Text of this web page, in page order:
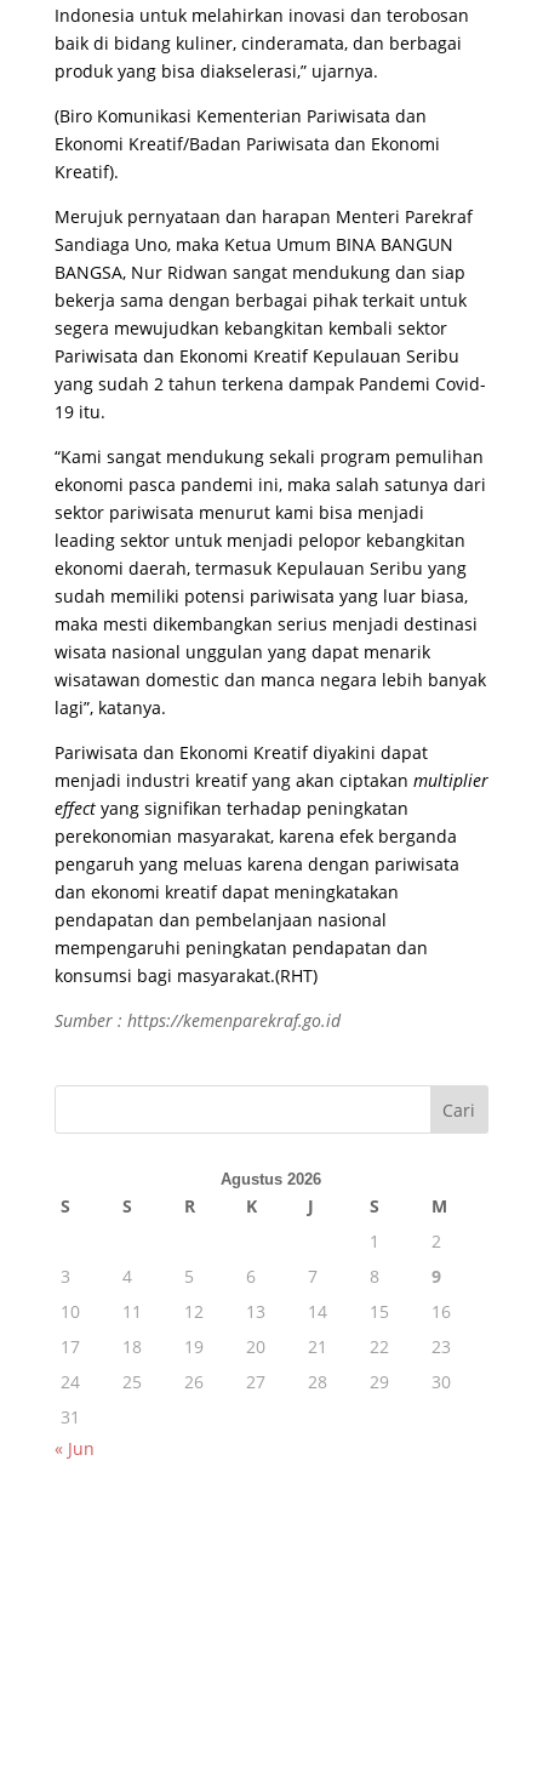
Indonesia untuk melahirkan inovasi dan terobosan
baik di bidang kuliner, cinderamata, dan berbagai
produk yang bisa diakselerasi,” ujarnya.
(Biro Komunikasi Kementerian Pariwisata dan
Ekonomi Kreatif/Badan Pariwisata dan Ekonomi
Kreatif).
Merujuk pernyataan dan harapan Menteri Parekraf
Sandiaga Uno, maka Ketua Umum BINA BANGUN
BANGSA, Nur Ridwan sangat mendukung dan siap
bekerja sama dengan berbagai pihak terkait untuk
segera mewujudkan kebangkitan kembali sektor
Pariwisata dan Ekonomi Kreatif Kepulauan Seribu
yang sudah 2 tahun terkena dampak Pandemi Covid-
19 itu.
“Kami sangat mendukung sekali program pemulihan
ekonomi pasca pandemi ini, maka salah satunya dari
sektor pariwisata menurut kami bisa menjadi
leading sektor untuk menjadi pelopor kebangkitan
ekonomi daerah, termasuk Kepulauan Seribu yang
sudah memiliki potensi pariwisata yang luar biasa,
maka mesti dikembangkan serius menjadi destinasi
wisata nasional unggulan yang dapat menarik
wisatawan domestic dan manca negara lebih banyak
lagi”, katanya.
Pariwisata dan Ekonomi Kreatif diyakini dapat
menjadi industri kreatif yang akan ciptakan multiplier
effectyang signifikan terhadap peningkatan
perekonomian masyarakat, karena efek berganda
pengaruh yang meluas karena dengan pariwisata
dan ekonomi kreatif dapat meningkatakan
pendapatan dan pembelanjaan nasional
mempengaruhi peningkatan pendapatan dan
konsumsi bagi masyarakat.(RHT)
Sumber : https://kemenparekraf.go.id
Cari
Agustus 2026
S S R K J S
M
1
2
3
4 5 6 7 8
9
10
11 12 13 14 15
16
17
18 19 20 21 22
23
24
25 26 27 28 29
30
31
« Jun